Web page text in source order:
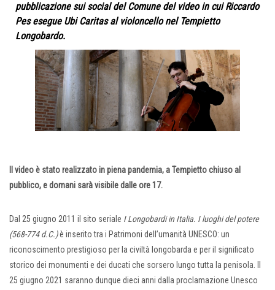
pubblicazione sui social del Comune del video in cui Riccardo
Pes esegue Ubi Caritas al violoncello nel Tempietto
Longobardo.
Il video è stato realizzato in piena pandemia, a Tempietto chiuso al
pubblico, e domani sarà visibile dalle ore 17.
Dal 25 giugno 2011 il sito seriale I Longobardi in Italia. I luoghi del potere
(568-774 d.C.)è inserito tra i Patrimoni dell’umanità UNESCO: un
riconoscimento prestigioso per la civiltà longobarda e per il significato
storico dei monumenti e dei ducati che sorsero lungo tutta la penisola. Il
25 giugno 2021 saranno dunque dieci anni dalla proclamazione Unesco